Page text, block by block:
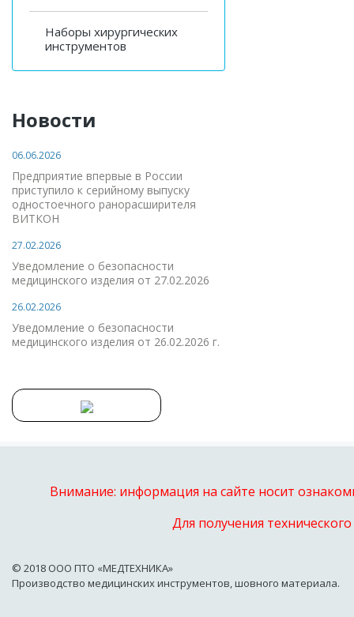
Наборы хирургических
инструментов
Новости
06.06.2026
Предприятие впервые в России
приступило к серийному выпуску
одностоечного ранорасширителя
ВИТКОН
27.02.2026
Уведомление о безопасности
медицинского изделия от 27.02.2026
26.02.2026
Уведомление о безопасности
медицинского изделия от 26.02.2026 г.
Внимание: информация на сайте носит
Для получения
© 2018 OOO ПТО «МЕДТЕХНИКА»
Производство медицинских инструментов, шовного материала.